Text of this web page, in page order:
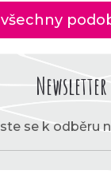
Newsletter
se k odběru